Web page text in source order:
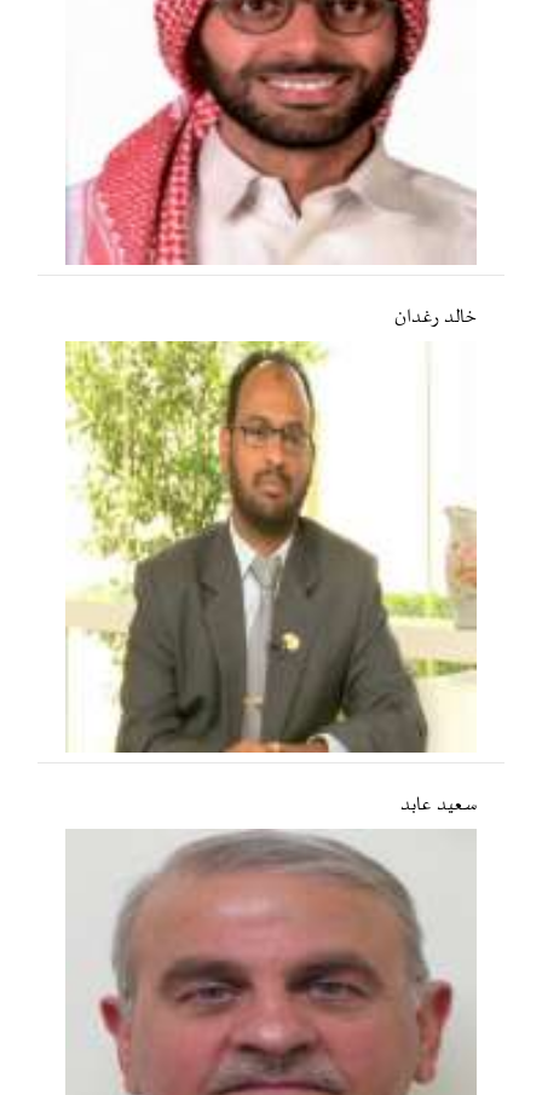
خالد رغدان
سعید عابد